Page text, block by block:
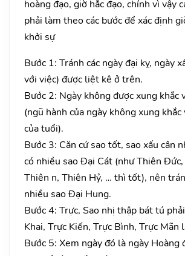
hoàng đạo, giờ hắc đạo, chính vì vậy
phải làm theo các bước để xác định
khởi sự
Bước 1: Tránh các ngày đại kỵ, ngày
với việc) được liệt kê ở trên.
Bước 2: Ngày không được xung khắc
(ngũ hành của ngày không xung
của tuổi).
Bước 3: Căn cứ sao tốt, sao xấu cân
có nhiều sao Đại Cát (như Thiên
Thiên n, Thiên Hỷ, … thì tốt), nên
nhiều sao Đại Hung.
Bước 4: Trực, Sao nhị thập bát tú
Khai, Trực Kiến, Trực Bình, Trực Mãn
Bước 5: Xem ngày đó là ngày Hoàng